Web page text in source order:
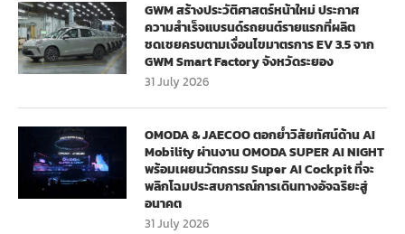
GWM สร้างประวัติศาสตร์หน้าใหม่ ประกาศ
ความสำเร็จแบรนด์รถยนต์รายแรกที่ผลิต
ชดเชยครบตามเงื่อนไขมาตรการ EV 3.5 จาก
GWM Smart Factory จังหวัดระยอง
31 July 2026
OMODA & JAECOO ตอกย้ำวิสัยทัศน์ด้าน AI
Mobility ผ่านงาน OMODA SUPER AI NIGHT
พร้อมเผยนวัตกรรม Super AI Cockpit ที่จะ
พลิกโฉมประสบการณ์การเดินทางอัจฉริยะสู่
อนาคต
31 July 2026